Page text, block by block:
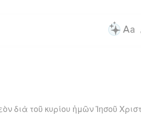
διὰ τοῦ κυρίου ἡμῶν Ἰησοῦ